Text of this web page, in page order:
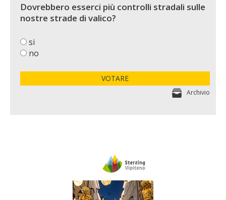
Dovrebbero esserci più controlli stradali sulle
nostre strade di valico?
si
no
VOTARE
Archivio